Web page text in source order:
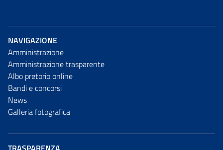
NAVIGAZIONE
Amministrazione
Amministrazione trasparente
Albo pretorio online
Bandi e concorsi
News
Galleria fotografica